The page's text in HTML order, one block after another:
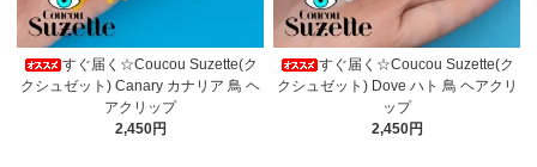
すぐ届く☆Coucou Suzette(ク
クシュゼット) Canary カナリア 鳥 ヘ
アクリップ
2,450円
すぐ届く☆Coucou Suzette(ク
クシュゼット) Dove ハト 鳥 ヘアクリ
ップ
2,450円